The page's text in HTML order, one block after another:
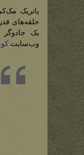
پاتریک
حلقه‌های
یک جادوگر
وب‌سایت